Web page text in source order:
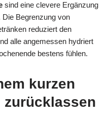
sind eine clevere Ergänzung
Begrenzung von
reduziert den
alle angemessen hydriert
bestens fühlen.
kurzen